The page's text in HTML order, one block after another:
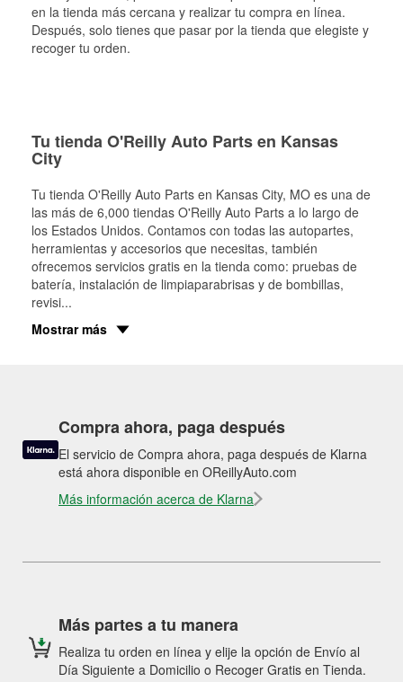
en la tienda más cercana y realizar tu compra en línea.
Después, solo tienes que pasar por la tienda que elegiste y
recoger tu orden.
Tu tienda O'Reilly Auto Parts en Kansas
City
Tu tienda O'Reilly Auto Parts en Kansas City, MO es una de
las más de 6,000 tiendas O'Reilly Auto Parts a lo largo de
los Estados Unidos. Contamos con todas las autopartes,
herramientas y accesorios que necesitas, también
ofrecemos servicios gratis en la tienda como: pruebas de
batería, instalación de limpiaparabrisas y de bombillas,
revisi...
Mostrar más
Compra ahora, paga después
El servicio de Compra ahora, paga después de Klarna
está ahora disponible en OReillyAuto.com
Más información acerca de Klarna
Más partes a tu manera
Realiza tu orden en línea y elije la opción de Envío al
Día Siguiente a Domicilio o Recoger Gratis en Tienda.